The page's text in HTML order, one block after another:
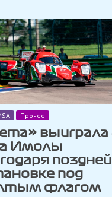
Прочее
выиграла
Имолы
поздней
под
флагом